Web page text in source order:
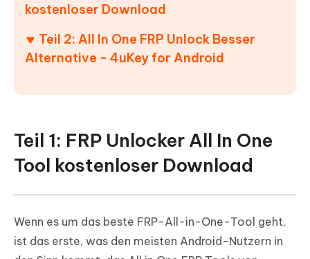
kostenloser Download
Teil 2: All In One FRP Unlock Besser
Alternative - 4uKey for Android
Teil 1: FRP Unlocker All In One
Tool kostenloser Download
Wenn es um das beste FRP-All-in-One-Tool geht,
ist das erste, was den meisten Android-Nutzern in